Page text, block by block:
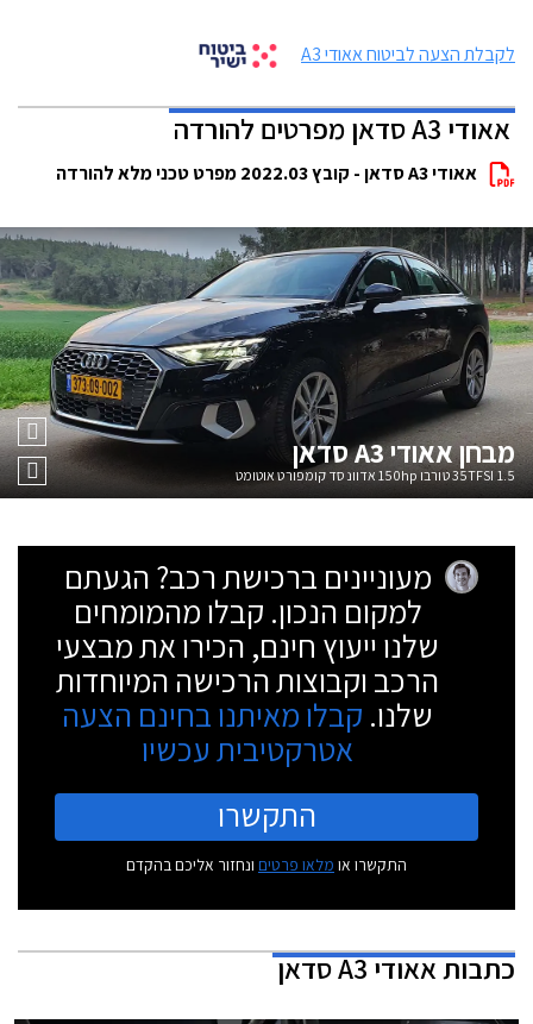
לקבלת הצעה לביטוח אאודי A3
אאודי A3 סדאן מפרטים להורדה
אאודי A3 סדאן - קובץ 2022.03 מפרט טכני מלא להורדה
מבחןאאודי A3 סדאן
35TFSI 1.5 טורבו 150hp אדוונסד קומפורט אוטומט
מעוניינים ברכישת רכב? הגעתם
למקום הנכון. קבלו מהמומחים
שלנו ייעוץ חינם, הכירו את מבצעי
הרכב וקבוצות הרכישה המיוחדות
שלנו. קבלו מאיתנו בחינם הצעה
אטרקטיבית עכשיו
התקשרו
התקשרו או מלאו פרטים ונחזור אליכם בהקדם
כתבותאאודי A3 סדאן